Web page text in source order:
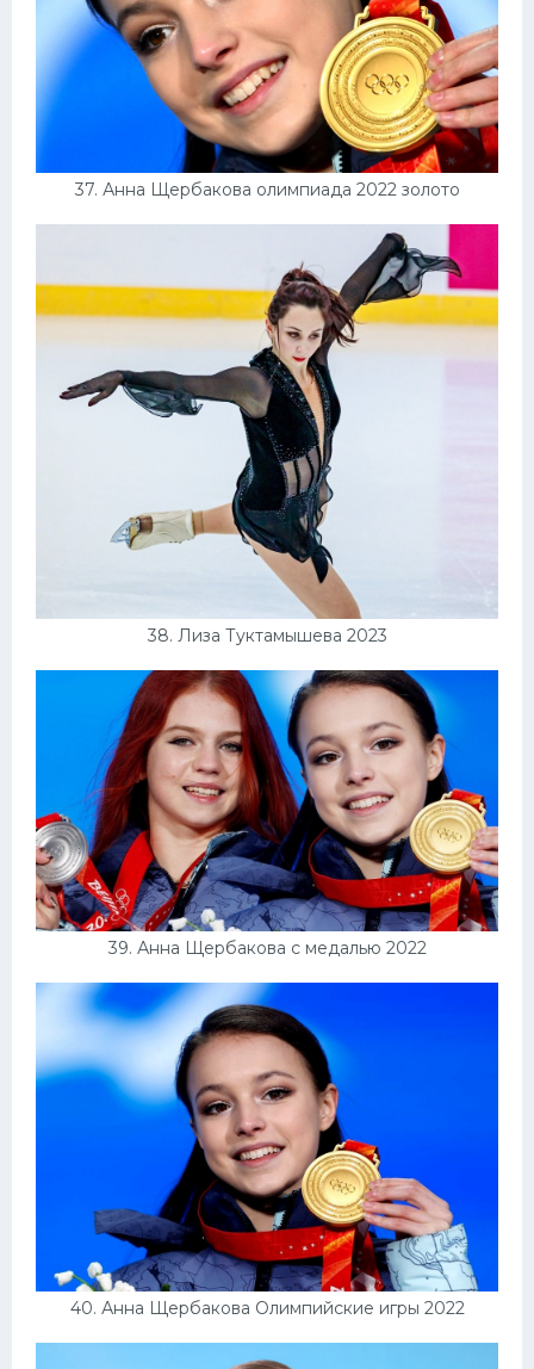
37. Анна Щербакова олимпиада 2022 золото
38. Лиза Туктамышева 2023
39. Анна Щербакова с медалью 2022
40. Анна Щербакова Олимпийские игры 2022